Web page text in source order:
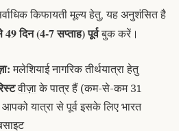
किफायती मूल्य हेतु, यह अनुशंसित है
दिन (4-7 सप्ताह) पूर्वबुक करें।
मलेशियाई नागरिक तीर्थयात्रा हेतु
वीज़ाके पात्र हैं (कम-से-कम 31
यात्रा से पूर्व इसके लिए भारत